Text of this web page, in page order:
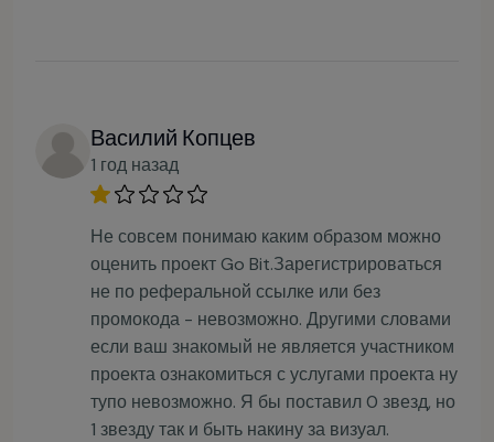
Василий Копцев
1 год назад
Не совсем понимаю каким образом можно
оценить проект Go Bit.Зарегистрироваться
не по реферальной ссылке или без
промокода - невозможно. Другими словами
если ваш знакомый не является участником
проекта ознакомиться с услугами проекта ну
тупо невозможно. Я бы поставил 0 звезд, но
1 звезду так и быть накину за визуал.